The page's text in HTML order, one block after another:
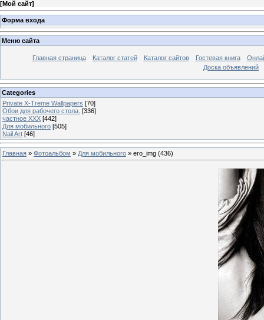
[Мой сайт]
Форма входа
Меню сайта
Главная страница Каталог статей Каталог сайтов Гостевая книга
Доска объявлений
Categories
Private X-Treme Wallpapers [70]
Обои для рабочего стола. [336]
частное ХХХ [442]
Для мобильного [505]
Nail Art [46]
Главная » Фотоальбом » Для мобильного » ero_img (436)